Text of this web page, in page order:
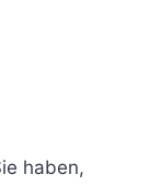
haben,